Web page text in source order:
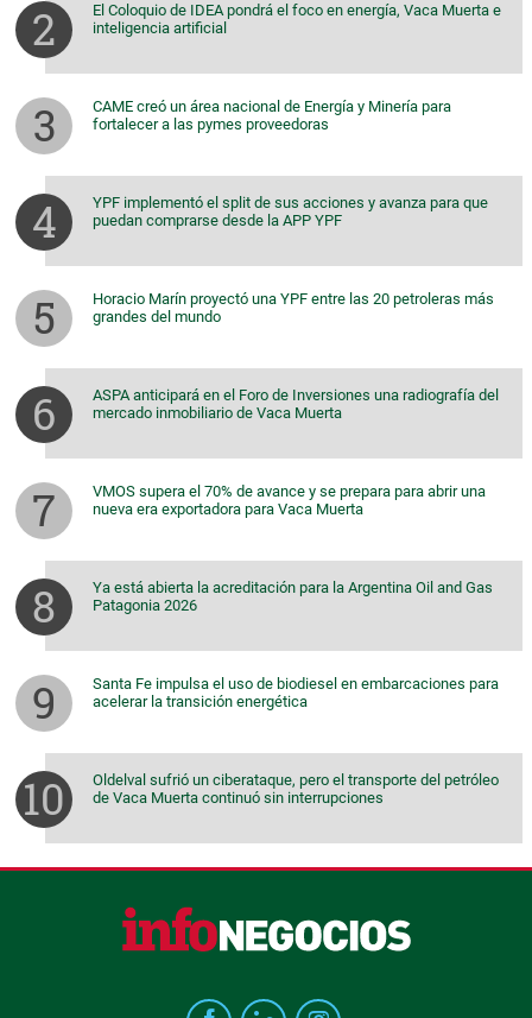
El Coloquio de IDEA pondrá el foco en energía, Vaca Muerta e
inteligencia artificial
CAME creó un área nacional de Energía y Minería para
fortalecer a las pymes proveedoras
YPF implementó el split de sus acciones y avanza para que
puedan comprarse desde la APP YPF
Horacio Marín proyectó una YPF entre las 20 petroleras más
grandes del mundo
ASPA anticipará en el Foro de Inversiones una radiografía del
mercado inmobiliario de Vaca Muerta
VMOS supera el 70% de avance y se prepara para abrir una
nueva era exportadora para Vaca Muerta
Ya está abierta la acreditación para la Argentina Oil and Gas
Patagonia 2026
Santa Fe impulsa el uso de biodiesel en embarcaciones para
acelerar la transición energética
Oldelval sufrió un ciberataque, pero el transporte del petróleo
de Vaca Muerta continuó sin interrupciones